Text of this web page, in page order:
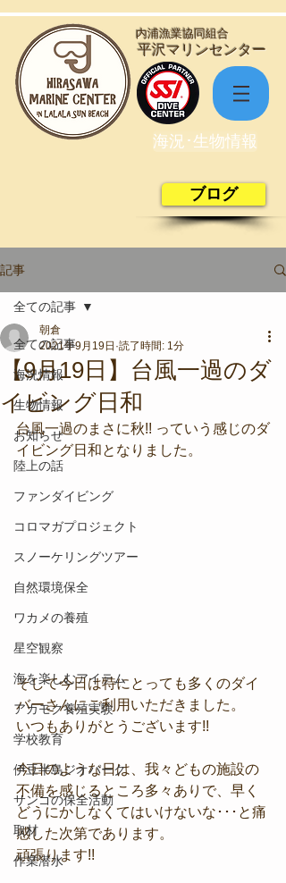
​平沢マリンセンター
​内浦漁業協同組合
海況･生物情報
ブログ
記事
全ての記事
海況情報
生物情報
お知らせ
陸上の話
ファンダイビング
コロマガプロジェクト
スノーケリングツアー
自然環境保全
ワカメの養殖
星空観察
海を楽しむアイテム
アカモク養殖実験
学校教育
伊豆半島ジオパーク
サンゴの保全活動
取材
作業潜水
全ての記事
【9月19日】台風一過のダ
イビング日和
朝倉
2021年9月19日 読了時間: 1分
台風一過のまさに秋!! っていう感じのダ
イビング日和となりました。
そして今日は特にとっても多くのダイ
バーさんにご利用いただきました。
いつもありがとうございます!!
今日のような日は、我々どもの施設の
不備を感じるところ多々ありで、早く
どうにかしなくてはいけないな･･･と痛
感した次第であります。
頑張ります!!